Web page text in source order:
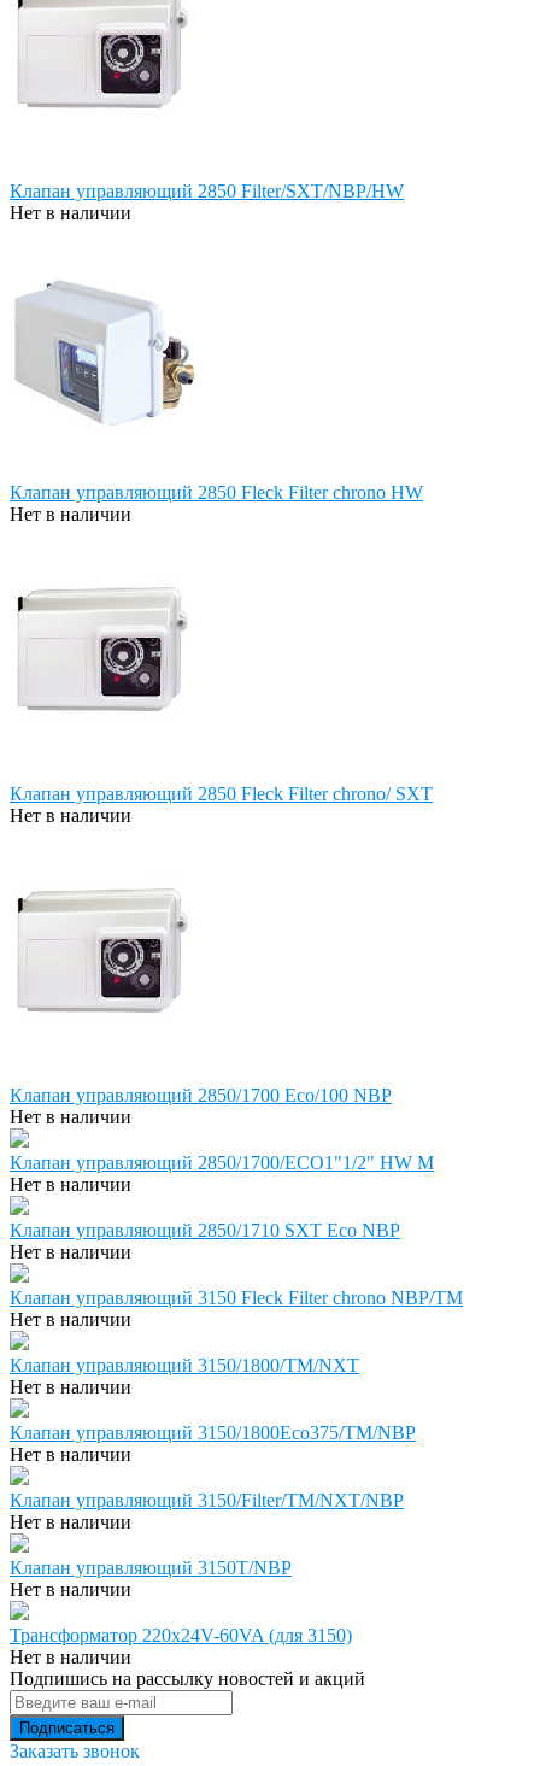
Клапан управляющий 2850 Filter/SXT/NBP/HW
Нет в наличии
Клапан управляющий 2850 Fleck Filter chrono HW
Нет в наличии
Клапан управляющий 2850 Fleck Filter chrono/ SXT
Нет в наличии
Клапан управляющий 2850/1700 Eco/100 NBP
Нет в наличии
Клапан управляющий 2850/1700/ECO1"1/2" HW M
Нет в наличии
Клапан управляющий 2850/1710 SXT Eco NBP
Нет в наличии
Клапан управляющий 3150 Fleck Filter chrono NBP/TM
Нет в наличии
Клапан управляющий 3150/1800/TM/NXT
Нет в наличии
Клапан управляющий 3150/1800Eco375/TM/NBP
Нет в наличии
Клапан управляющий 3150/Filter/TM/NXT/NBP
Нет в наличии
Клапан управляющий 3150T/NBP
Нет в наличии
Трансформатор 220х24V-60VA (для 3150)
Нет в наличии
Подпишись на рассылку новостей и акций
Заказать звонок